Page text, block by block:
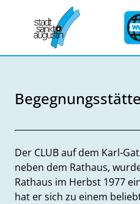
Zum Hauptinhalt springen
Zum Hauptinhalt
Beschreibung
Der CLUB auf dem Karl-
neben dem Rathaus,
Rathaus im Herbst 1977
hat er sich zu einem